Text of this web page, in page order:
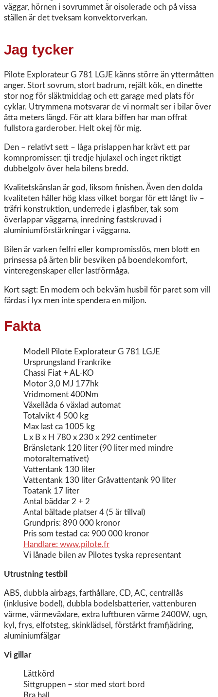
väggar, hörnen i sovrummet är oisolerade och på vissa
ställen är det tveksam konvektorverkan.
Jag tycker
Pilote Explorateur G 781 LGJE känns större än yttermåtten
anger. Stort sovrum, stort badrum, rejält kök, en dinette
stor nog för släktmiddag och ett garage med plats för
cyklar. Utrymmena motsvarar de vi normalt ser i bilar över
åtta meters längd. För att klara biffen har man offrat
fullstora garderober. Helt okej för mig.
Den – relativt sett – låga prislappen har krävt ett par
komnpromisser: tji tredje hjulaxel och inget riktigt
dubbelgolv över hela bilens bredd.
Kvalitetskänslan är god, liksom finishen. Även den dolda
kvaliteten håller hög klass vilket borgar för ett långt liv –
träfri konstruktion, underrede i glasfiber, tak som
överlappar väggarna, inredning fastskruvad i
aluminiumförstärkningar i väggarna.
Bilen är varken felfri eller kompromisslös, men blott en
prinsessa på ärten blir besviken på boendekomfort,
vinteregenskaper eller lastförmåga.
Kort sagt: En modern och bekväm husbil för paret som vill
färdas i lyx men inte spendera en miljon.
Fakta
Modell Pilote Explorateur G 781 LGJE
Ursprungsland Frankrike
Chassi Fiat + AL-KO
Motor 3,0 MJ 177hk
Vridmoment 400Nm
Växellåda 6 växlad automat
Totalvikt 4 500 kg
Max last ca 1005 kg
L x B x H 780 x 230 x 292 centimeter
Bränsletank 120 liter (90 liter med mindre
motoralternativet)
Vattentank 130 liter
Vattentank 130 liter Gråvattentank 90 liter
Toatank 17 liter
Antal bäddar 2 + 2
Antal bältade platser 4 (5 är tillval)
Grundpris: 890 000 kronor
Pris som testad ca: 900 000 kronor
Handlare: www.pilote.fr
Vi lånade bilen av Pilotes tyska representant
Utrustning testbil
ABS, dubbla airbags, farthållare, CD, AC, centrallås
(inklusive bodel), dubbla bodelsbatterier, vattenburen
värme, värmeväxlare, extra luftburen värme 2400W, ugn,
kyl, frys, elfotsteg, skinklädsel, förstärkt framfjädring,
aluminiumfälgar
Vi gillar
Lättkörd
Sittgruppen – stor med stort bord
Bra hall